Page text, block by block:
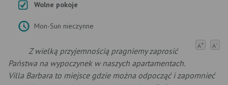
Wolne pokoje
Mon-Sun nieczynne
A+ A-
Z wielką przyjemnością pragniemy zaprosić
Państwa na wypoczynek w naszych apartamentach.
Villa Barbara to miejsce gdzie można odpocząć i zapomnieć